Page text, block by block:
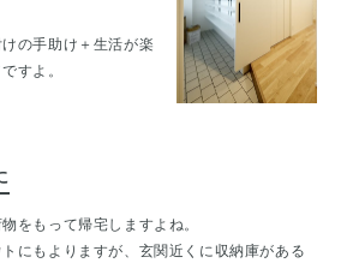
の手助け＋生活が楽
すよ。
をもって帰宅しますよね。
にもよりますが、玄関近くに収納庫がある